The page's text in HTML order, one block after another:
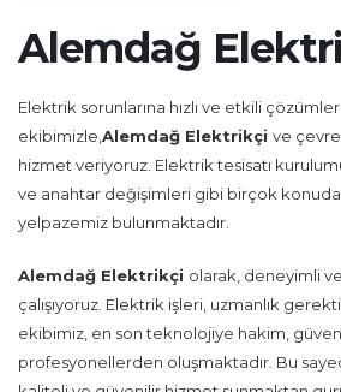
Alemdağ
Elektrik sorunlarına hızlı ve etkili
ekibimizle, Alemdağ Elektrikçi ve
hizmet veriyoruz. Elektrik tesisatı
ve anahtar değişimleri gibi birçok
yelpazemiz bulunmaktadır.
Alemdağ Elektrikçi olarak, deneyimli
çalışıyoruz. Elektrik işleri, uzmanlık
ekibimiz, en son teknolojiye hakim,
profesyonellerden oluşmaktadır. Bu